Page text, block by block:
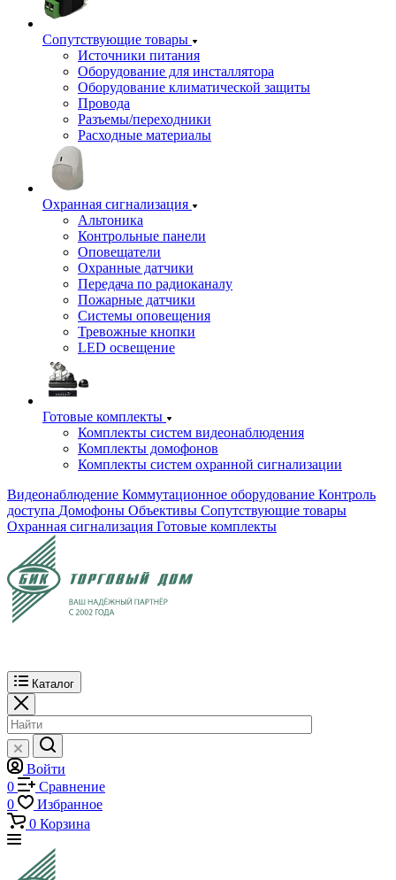
Сопутствующие товары
Источники питания
Оборудование для инсталлятора
Оборудование климатической защиты
Провода
Разъемы/переходники
Расходные материалы
Охранная сигнализация
Альтоника
Контрольные панели
Оповещатели
Охранные датчики
Передача по радиоканалу
Пожарные датчики
Системы оповещения
Тревожные кнопки
LED освещение
Готовые комплекты
Комплекты систем видеонаблюдения
Комплекты домофонов
Комплекты систем охранной сигнализации
Видеонаблюдение Коммутационное оборудование Контроль
доступа Домофоны Объективы Сопутствующие товары
Охранная сигнализация Готовые комплекты
Каталог
Войти
0
Сравнение
0
Избранное
0 Корзина